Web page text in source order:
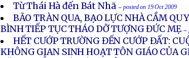
Từ Thái Hà đến Bát Nhã -- posted on 19 Oct 2009
BÃO TRÀN QUA, BẠO LỰC NHÀ CẦM
BÌNH TIẾP TỤC THÁO DỠ TƯỢNG ĐỨC MẸ --
HẾT CƯỚP TRƯỜNG ĐẾN CƯỚP ĐẤT:
KHÔNG GIAN SINH HOẠT TÔN GIÁO CỦA